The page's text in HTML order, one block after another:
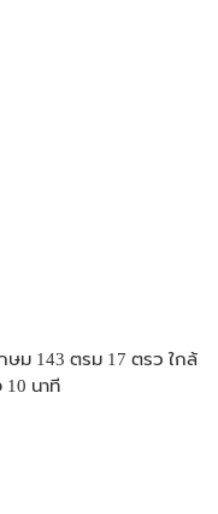
ษม 143 ตรม 17 ตรว ใกล้
10 นาที